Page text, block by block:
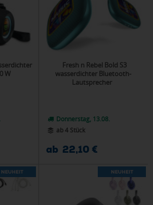
W
Fresh n Rebel Bold S3
wasserdichter Bluetooth-
Lautsprecher
Donnerstag, 13.08.
ab 4 Stück
ab 22,10 €